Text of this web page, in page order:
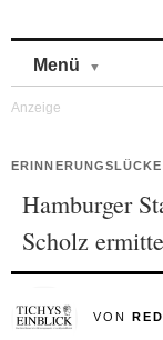
Menü
Hamburger
Scholz
VON